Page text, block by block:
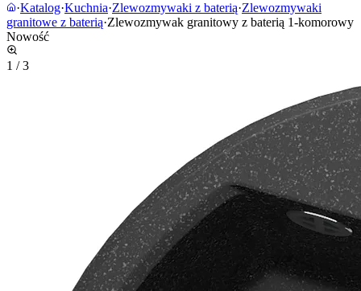
·Katalog·Kuchnia·Zlewozmywaki z baterią·Zlewozmywaki
granitowe z baterią·Zlewozmywak granitowy z baterią 1-komorowy
Nowość
1 /3